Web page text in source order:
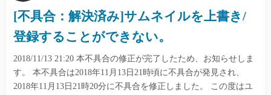
[不具合：解決済み]サムネイルを上書き/
登録することができない。
2018/11/13 21:20 本不具合の修正が完了したため、お知らせしま
す。 本不具合は2018年11月13日21時頃に不具合が発見され、
2018年11月13日21時20分に不具合を修正しました。 この度はユ